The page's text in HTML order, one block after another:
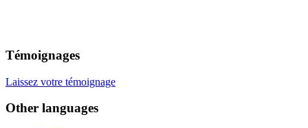
Témoignages
Laissez votre témoignage
Other languages